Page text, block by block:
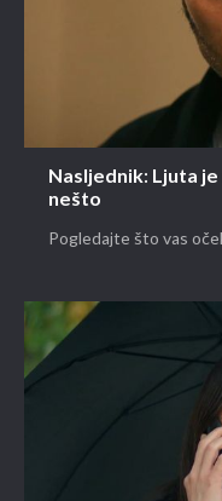
Nasljednik: Ljuta
nešto
Pogledajte što vas